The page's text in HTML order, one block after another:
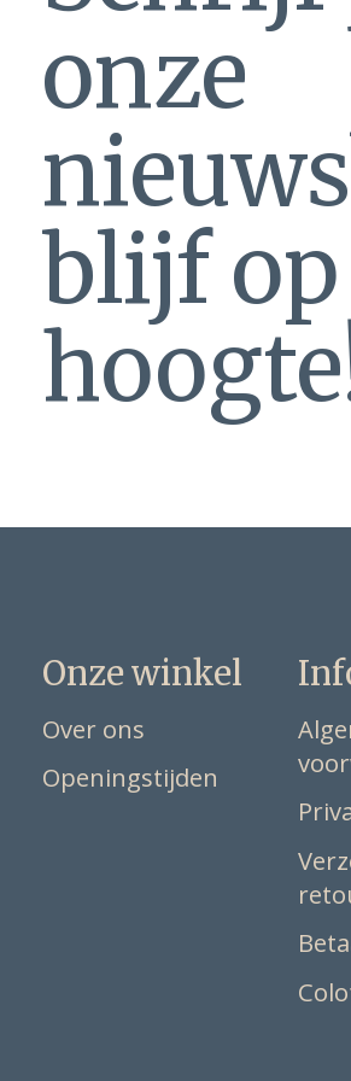
onze
blijf op
Onze winkel
Over ons
Openingstijden